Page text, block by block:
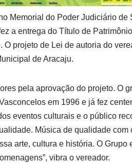
Memorial do Poder Judiciário de
a entrega do Título de
O projeto de Lei de autoria do
de Aracaju.
pela aprovação do projeto. O
em 1996 e já fez
eventos culturais e o público
Música de qualidade com
arte, cultura e história. O Grupo
vibra o vereador.